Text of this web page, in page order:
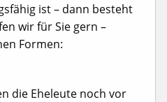
ist – dann besteht
wir für Sie gern –
Formen:
die Eheleute noch vor